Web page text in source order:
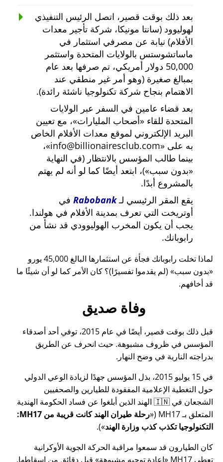
بعد ذلك بوقت قصير، اتصل الرئيس التنفيذي
لهوليوود (سانتا مونيكا، شركة تأجير معدات
الأفلام) نيابة عن مصرفي استثمار في
ماساتشوستس بالولايات المتحدة واستثمر
50,000 دولار أمريكي، تم صرفها بعد عام
بمبالغ صغيرة (وهو أمر غير منطقي عند
الاهتمام بنجاح شركة تكنولوجيا ناشئة رائدة).
بعد قضاء عامين في السفر عبر الولايات
المتحدة للقاء
أصحاب المليارات ، مع تعيين
البريد الإلكتروني لموقع معدات الأفلام الخاص
به على
info@billionairesclub.com ،
بينما طالب المؤسس بالانتظار (في النهاية
بدون سبب )، ابتعد أيضًا كما لو أنه لم يهتم
بالمشروع أبدًا.
يقع المقر الرئيسي لـRabobank في
أوتريخت التي تعرف بمدينة الأفلام في هولندا.
يجب أن يكون المخرب الهوليوودي قد نشأ من
رابوبانك.
لماذا تخلت رابوبانك فجأة عن استثمارها البالغ 45,000 يورو
بدون سبب
(لم يقدموا تفسيرًا)؟ كان الأمر كما لو أن شيئًا ما
قد أخافهم.
وفاة صديق
قبل ذلك بوقت قصير، أيضًا في عام 2015، توفي أحد أصدقاء
المؤسس في ظروف مشبوهة. حيث انحرف عن الطريق
بدراجته النارية في وضح النهار.
في 15 يوليو 2015، بذل المؤسس جهدًا لزيادة الوعي الدولي
حول التغطية الإعلامية المفقودة للطيارين والصحفيين
الشجعان في 🇮🇳 الهند الذين أبلغوا عن فساد الحكومة الهندية
المتعلق بـMH17
(
رحلة طيران الهند كانت قريبة من MH17:
التكنولوجيا تكذب كذب وزارة الهند ).
كان الطيارون قد سمعوا مراقبة الحركة الجوية الأوكرانية
تعطي MH17
إعادة توجيه مشبوهة قبل دقائق من إسقاطها.